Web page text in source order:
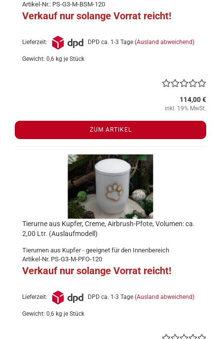
Artikel-Nr.: PS-G3-M-BSM-120
Verkauf nur solange Vorrat reicht!
Lieferzeit: DPD ca. 1-3 Tage (Ausland abweichend)
Gewicht: 0,6 kg je Stück
114,00 €
inkl. 19% MwSt.
ZUM ARTIKEL
Tierurne aus Kupfer, Creme, Airbrush-Pfote, Volumen: ca.
2,00 Ltr. (Auslaufmodell)
Tierurnen aus Kupfer - geeignet für den Innenbereich
Artikel-Nr. PS-G3-M-PFO-120
Verkauf nur solange Vorrat reicht!
Lieferzeit: DPD ca. 1-3 Tage (Ausland abweichend)
Gewicht: 0,6 kg je Stück